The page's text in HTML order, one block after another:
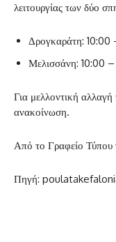
λειτουργίας των δύο
Δρογκαράτη: 10:00
Μελισσάνη: 10:00 –
Για μελλοντική
ανακοίνωση.
Από το Γραφείο
Πηγή: